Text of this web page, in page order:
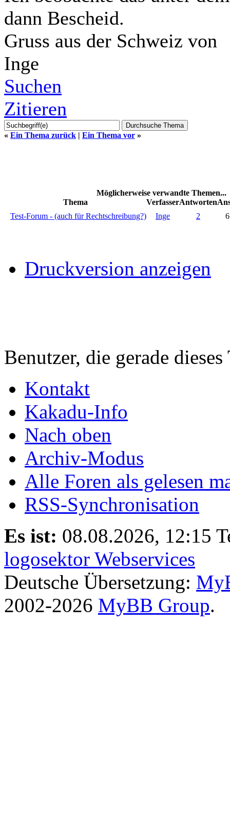
dann Bescheid.
Gruss aus der Schweiz von
Inge
Suchen
Zitieren
« Ein Thema zurück | Ein Thema vor »
Möglicherweise verwandte Themen...
Thema
VerfasserAntworten
Test-Forum - (auch für Rechtschreibung?)
Inge 2
Druckversion anzeigen
Benutzer, die gerade
Kontakt
Kakadu-Info
Nach oben
Archiv-Modus
Alle Foren als gelesen
RSS-Synchronisation
Es ist: 08.08.2026, 12:15
logosektor Webservices
Deutsche Übersetzung:
2002-2026 MyBB Group.